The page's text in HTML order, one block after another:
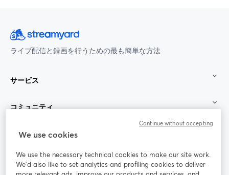
ライブ配信と録画を行うための最も簡単な方法
サービス
コミュニティ
StreamYard：
参加する
We use cookies
We use the necessary technical cookies to make our site work.
We'd also like to set analytics and profiling cookies to deliver
Continue without accepting